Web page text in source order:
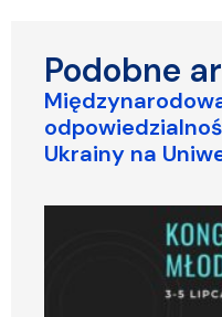
Podobne
Ukrainy na